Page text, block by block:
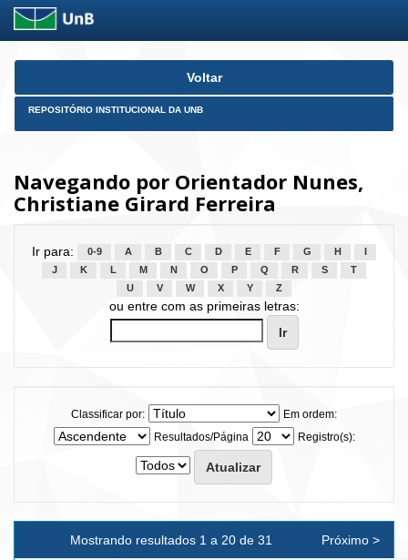
Skip
Voltar
REPOSITÓRIO INSTITUCIONAL DA UNB
Navegando por Orientador Nunes,
Christiane Girard Ferreira
Ir para: 0-9 A B C D E F G H
J
K L M N O P Q R S
T
U
V W X Y Z
ou entre com as primeiras letras:
Classificar por:
Em ordem:
Resultados/Página
Registro(s):
Mostrando resultados 1 a 20 de 31 Próximo >